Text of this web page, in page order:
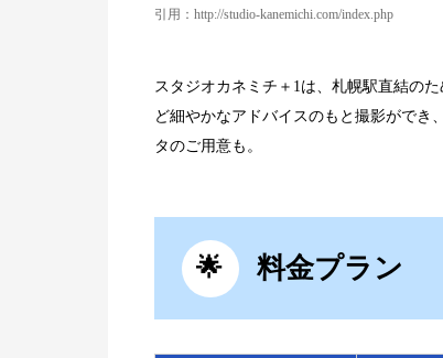
引用：http://studio-kanemichi.com/index.php
スタジオカネミチ＋1は、札幌駅直結の
ど細やかなアドバイスのもと撮影ができ
タのご用意も。
料金プラン